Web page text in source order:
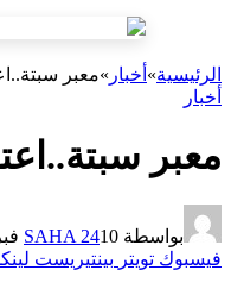
الرئيسية» أخبار »معبر
أخبار
معبر
بواسطة SAHA 2410 فبراير، 2024
فيسبوك تويتر بينتيريست